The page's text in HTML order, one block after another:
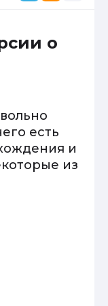
о
есть
и
из